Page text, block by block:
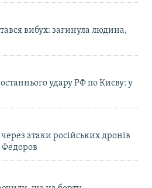
вибух: загинула людина,
удару РФ по Києву: у
атаки російських дронів
Федоров